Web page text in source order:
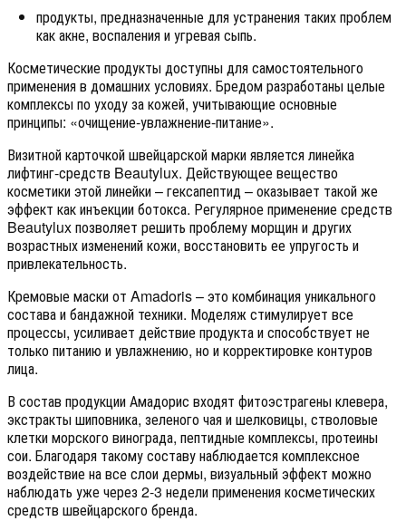
продукты, предназначенные для устранения таких проблем
как акне, воспаления и угревая сыпь.
Косметические продукты доступны для самостоятельного
применения в домашних условиях. Бредом разработаны целые
комплексы по уходу за кожей, учитывающие основные
принципы: «очищение-увлажнение-питание».
Визитной карточкой швейцарской марки является линейка
лифтинг-средств Beautylux. Действующее вещество
косметики этой линейки – гексапептид – оказывает такой же
эффект как инъекции ботокса. Регулярное применение средств
Beautylux позволяет решить проблему морщин и других
возрастных изменений кожи, восстановить ее упругость и
привлекательность.
Кремовые маски от Amadoris – это комбинация уникального
состава и бандажной техники. Моделяж стимулирует все
процессы, усиливает действие продукта и способствует не
только питанию и увлажнению, но и корректировке контуров
лица.
В состав продукции Амадорис входят фитоэстрагены клевера,
экстракты шиповника, зеленого чая и шелковицы, стволовые
клетки морского винограда, пептидные комплексы, протеины
сои. Благодаря такому составу наблюдается комплексное
воздействие на все слои дермы, визуальный эффект можно
наблюдать уже через 2-3 недели применения косметических
средств швейцарского бренда.